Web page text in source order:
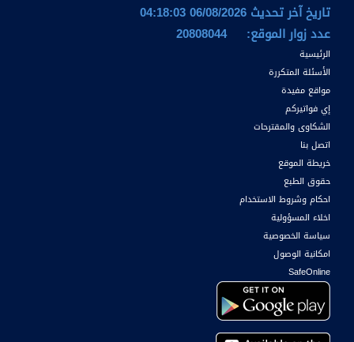
تاريخ آخر تحديث 06/08/2026 04:18:03
عدد زوار الموقع:
20808044
الرئيسية
الأسئلة المتكررة
مواقع مفيدة
إي فواتيركم
الشكاوى والمقترحات
اتصل بنا
خريطة الموقع
حقوق الطبع
احكام وشروط الاستخدام
اخلاء المسؤولية
سياسة الخصوصية
امكانية الوصول
SafeOnline